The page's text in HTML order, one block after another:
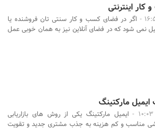
اینترنتی
اگر در فضای کسب و کار سنتی تان فروشنده یا
نمی شود که در فضای آنلاین نیز به همان خوبی عمل
ایمیل مارکتینگ یکی از روش های بازاریابی
مناسب و کم هزینه به جذب مشتری جدید و تقویت